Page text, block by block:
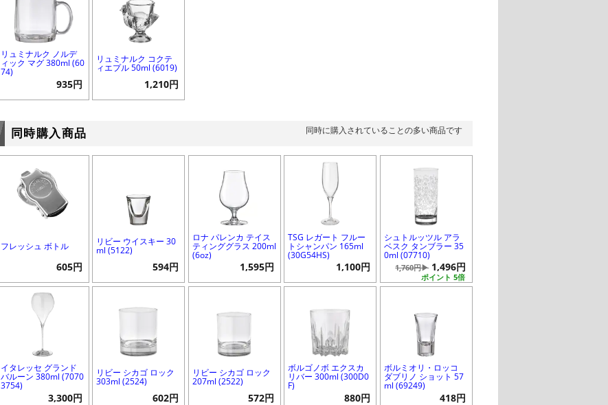
リュミナルク ノルデ
ィック マグ 380ml (60
74)
935円
リュミナルク コクテ
ィエプル 50ml (6019)
1,210円
同時購入商品 同時に購入されていることの多い商品です
フレッシュ ボトル
605円
リビー ウイスキー 30
ml (5122)
594円
ロナ パレンカ テイス
ティンググラス 200ml
(6oz)
1,595円
TSG レガート フルー
トシャンパン 165ml
(30G54HS)
1,100円
シュトルッツル アラ
ベスク タンブラー 35
0ml (07710)
ポイント 5倍
1,760円▶ 1,496円
イタレッセ グランド
バルーン 380ml (7070
3754)
3,300円
リビー シカゴ ロック
303ml (2524)
602円
リビー シカゴ ロック
207ml (2522)
572円
ボルゴノボ エクスカ
リバー 300ml (300D0
F)
880円
ボルミオリ・ロッコ
ダブリノ ショット 57
ml (69249)
418円